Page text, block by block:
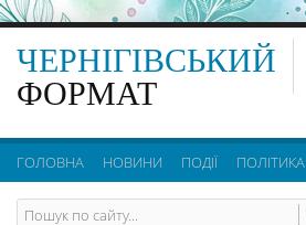
ЧЕРНІГІВСЬКИЙ
ФОРМАТ
ГОЛОВНА НОВИНИ ПОДІЇ ПОЛІТИКА